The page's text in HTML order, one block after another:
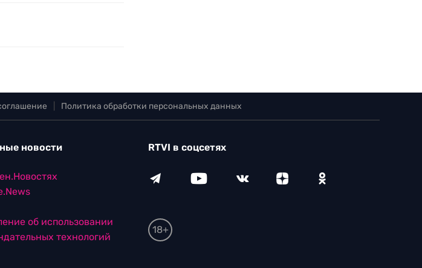
Политика обработки персональных данных
новости
об использовании
технологий
RTVI в соцсетях
18+